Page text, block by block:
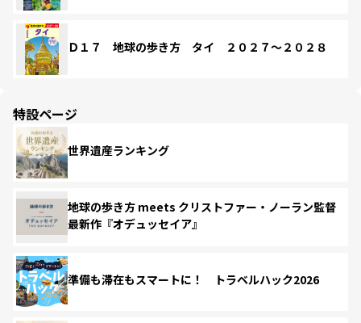
Ｄ１７ 地球の歩き方 タイ ２０２７～２０２８
特設ページ
世界遺産ランキング
地球の歩き方 meets クリストファー・ノーラン監督
最新作『オデュッセイア』
準備も滞在もスマートに！ トラベルハック2026